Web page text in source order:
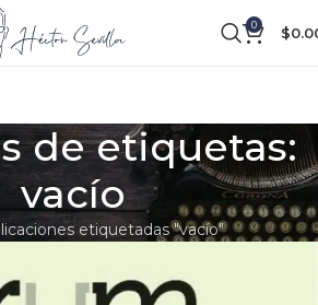
0 $
de etiquetas:
vacío
etiquetadas "vacío"